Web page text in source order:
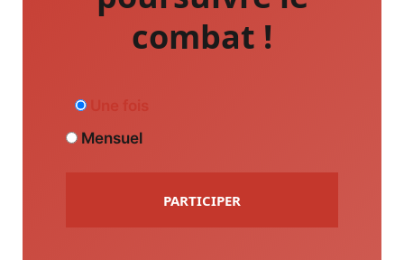
combat !
Mensuel
PARTICIPER